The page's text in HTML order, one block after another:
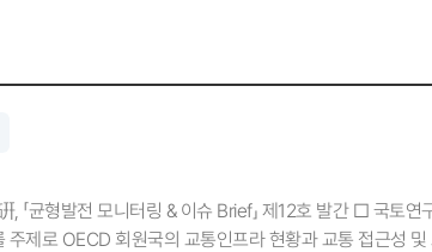
, 「균형발전 모니터링 & 이슈 Brief」 제12호 발간 □ 국토
주제로 OECD 회원국의 교통인프라 현황과 교통 접근성